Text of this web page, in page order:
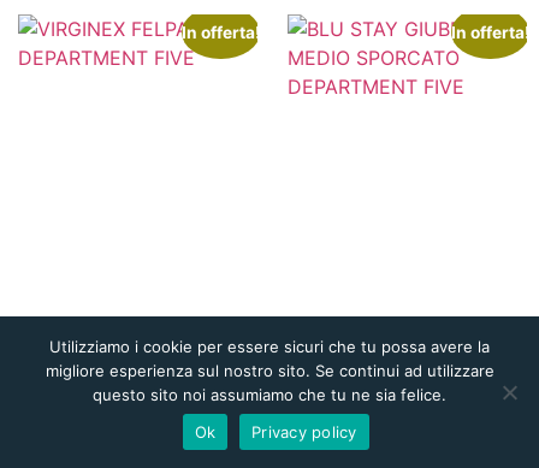
In offerta! In offerta!
Utilizziamo i cookie per essere sicuri che tu possa avere la
migliore esperienza sul nostro sito. Se continui ad utilizzare
questo sito noi assumiamo che tu ne sia felice.
Ok
Privacy policy